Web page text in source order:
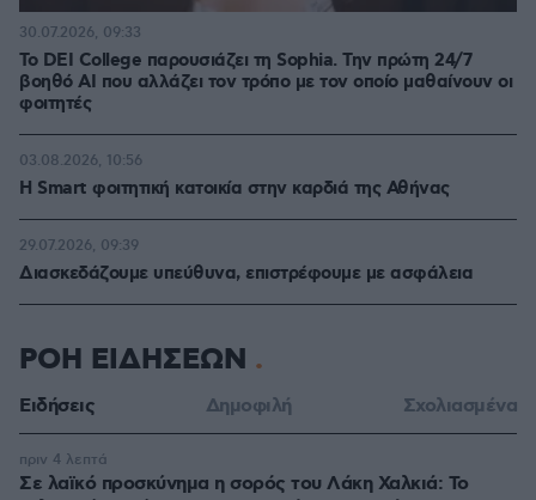
Το DEI College παρουσιάζει τη Sophia. Την πρώτη 24/7
βοηθό AI που αλλάζει τον τρόπο με τον οποίο μαθαίνουν οι
φοιτητές
30.07.2026, 09:33
Η Smart φοιτητική κατοικία στην καρδιά της Αθήνας
03.08.2026, 10:56
Διασκεδάζουμε υπεύθυνα, επιστρέφουμε με ασφάλεια
29.07.2026, 09:39
ΡΟΗ ΕΙΔΗΣΕΩΝ
Ειδήσεις Δημοφιλή Σχολιασμένα
Σε λαϊκό προσκύνημα η σορός του Λάκη Χαλκιά: Το
πριν 4 λεπτά